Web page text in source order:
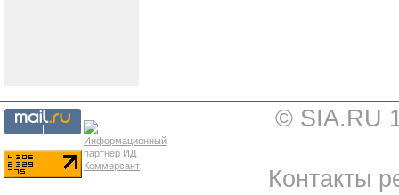
© SIA.RU
Контакты